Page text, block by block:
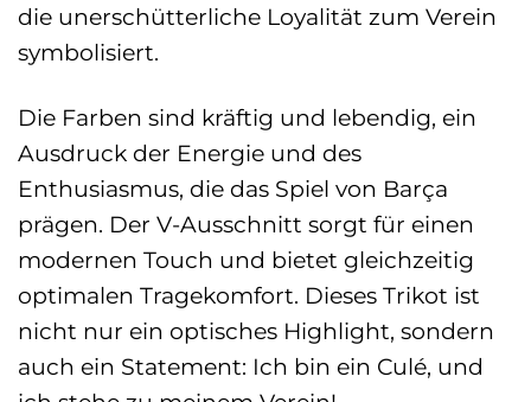
die unerschütterliche Loyalität zum Verein
symbolisiert.
Die Farben sind kräftig und lebendig, ein
Ausdruck der Energie und des
Enthusiasmus, die das Spiel von Barça
prägen. Der V-Ausschnitt sorgt für einen
modernen Touch und bietet gleichzeitig
optimalen Tragekomfort. Dieses Trikot ist
nicht nur ein optisches Highlight, sondern
auch ein Statement: Ich bin ein Culé, und